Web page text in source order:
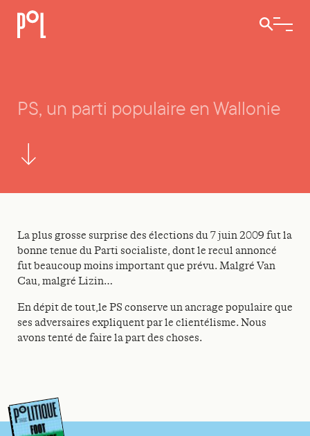
Ouvrir /
PS, un parti populaire en Wallonie
PS, un parti populaire en Wallonie
La plus grosse surprise des élections du 7 juin 2009 fut la
bonne tenue du Parti socialiste, dont le recul annoncé
fut beaucoup moins important que prévu. Malgré Van
Cau, malgré Lizin…
En dépit de tout,le PS conserve un ancrage populaire que
ses adversaires expliquent par le clientélisme. Nous
avons tenté de faire la part des choses.